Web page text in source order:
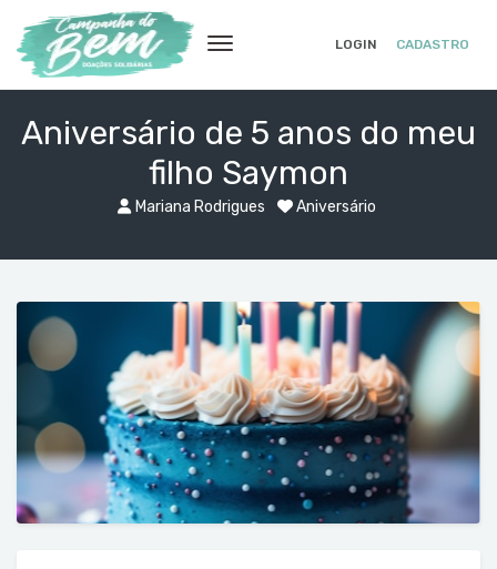
LOGIN CADASTRO
Aniversário de 5 anos do meu
filho Saymon
Mariana Rodrigues Aniversário